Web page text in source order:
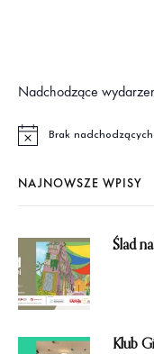
Nadchodzące
i
e
n
i
Brak
NAJNOWSZE WPISY
Ślad
Klub